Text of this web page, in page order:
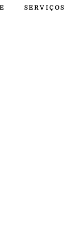
SERVIÇOS